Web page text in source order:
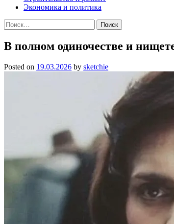
Экономика и политика
Найти:
В полном одиночестве и
Posted on 19.03.2026 by sketchie